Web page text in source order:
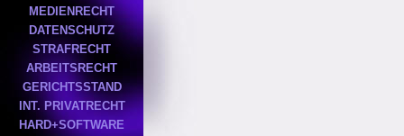
MEDIENRECHT
DATENSCHUTZ
STRAFRECHT
ARBEITSRECHT
GERICHTSSTAND
INT. PRIVATRECHT
HARD+SOFTWARE